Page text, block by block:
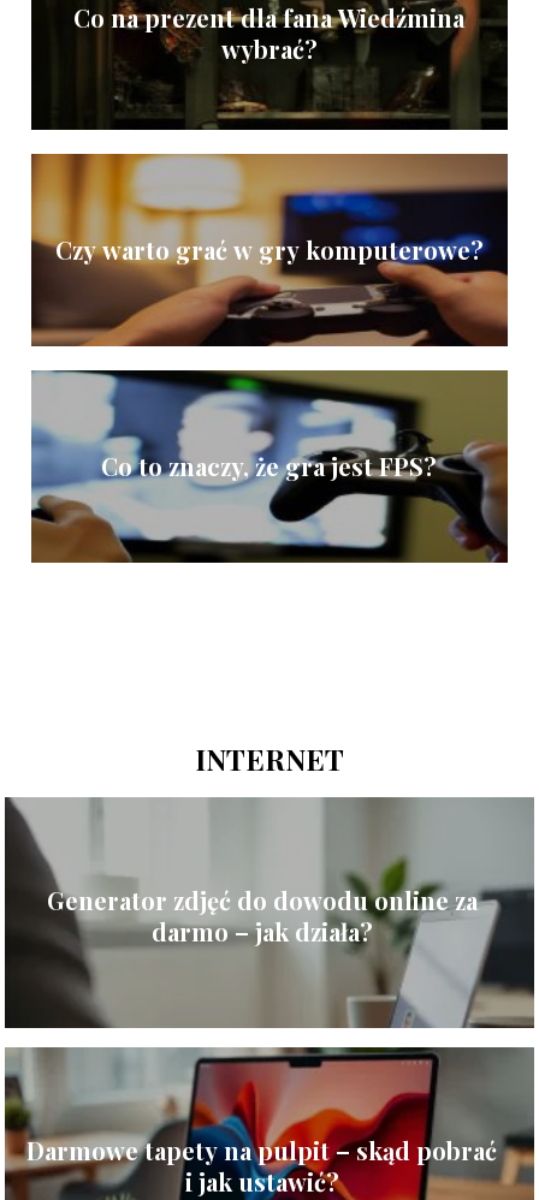
Co na prezent dla fana Wiedźmina
wybrać?
Czy warto grać w gry komputerowe?
Co to znaczy, że gra jest FPS?
INTERNET
Generator zdjęć do dowodu online za
darmo – jak działa?
Darmowe tapety na pulpit – skąd pobrać
i jak ustawić?